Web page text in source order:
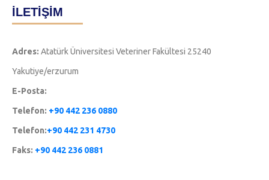
İLETİŞİM
Adres: Atatürk Üniversitesi Veteriner Fakültesi 25240
Yakutiye/erzurum
E-Posta:
Telefon: +90 442 236 0880
Telefon:+90 442 231 4730
Faks: +90 442 236 0881